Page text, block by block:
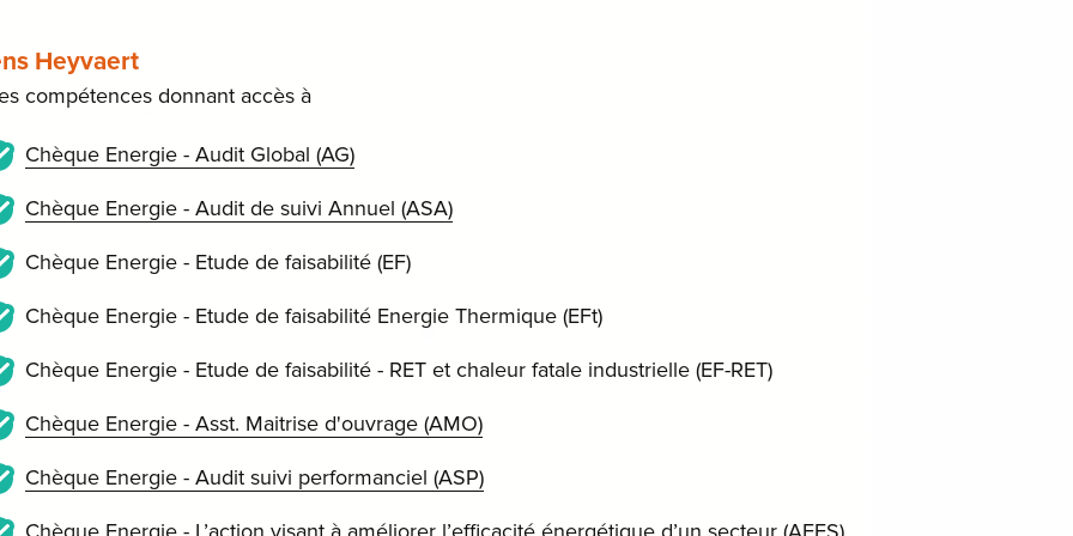
Heyvaert
compétences donnant accès à
Chèque Energie - Audit Global (AG)
Chèque Energie - Audit de suivi Annuel (ASA)
Chèque Energie - Etude de faisabilité (EF)
Chèque Energie - Etude de faisabilité Energie Thermique (EFt)
Chèque Energie - Etude de faisabilité - RET et chaleur fatale industrielle (EF-RET)
Chèque Energie - Asst. Maitrise d'ouvrage (AMO)
Chèque Energie - Audit suivi performanciel (ASP)